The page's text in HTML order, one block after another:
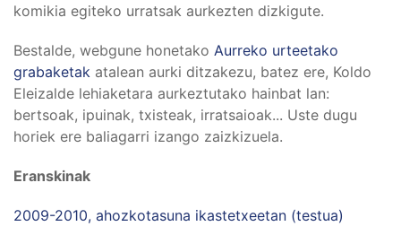
komikia egiteko urratsak aurkezten dizkigute.
Bestalde, webgune honetako Aurreko urteetako
grabaketak atalean aurki ditzakezu, batez ere, Koldo
Eleizalde lehiaketara aurkeztutako hainbat lan:
bertsoak, ipuinak, txisteak, irratsaioak... Uste dugu
horiek ere baliagarri izango zaizkizuela.
Eranskinak
2009-2010, ahozkotasuna ikastetxeetan (testua)